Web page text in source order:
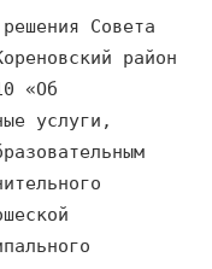
Совета
район
«Об
услуги,